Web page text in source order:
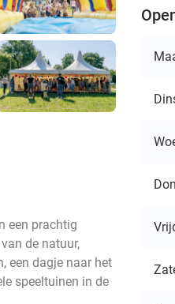
een prachtig
de natuur,
een dagje naar het
speeltuinen in de